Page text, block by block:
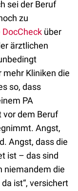
sei der Beruf
zu
über
ärztlichen
Kliniken die
so, dass
PA
dem Beruf
Angst,
Angst, dass die
ist – das sind
niemandem die
ist“, versichert